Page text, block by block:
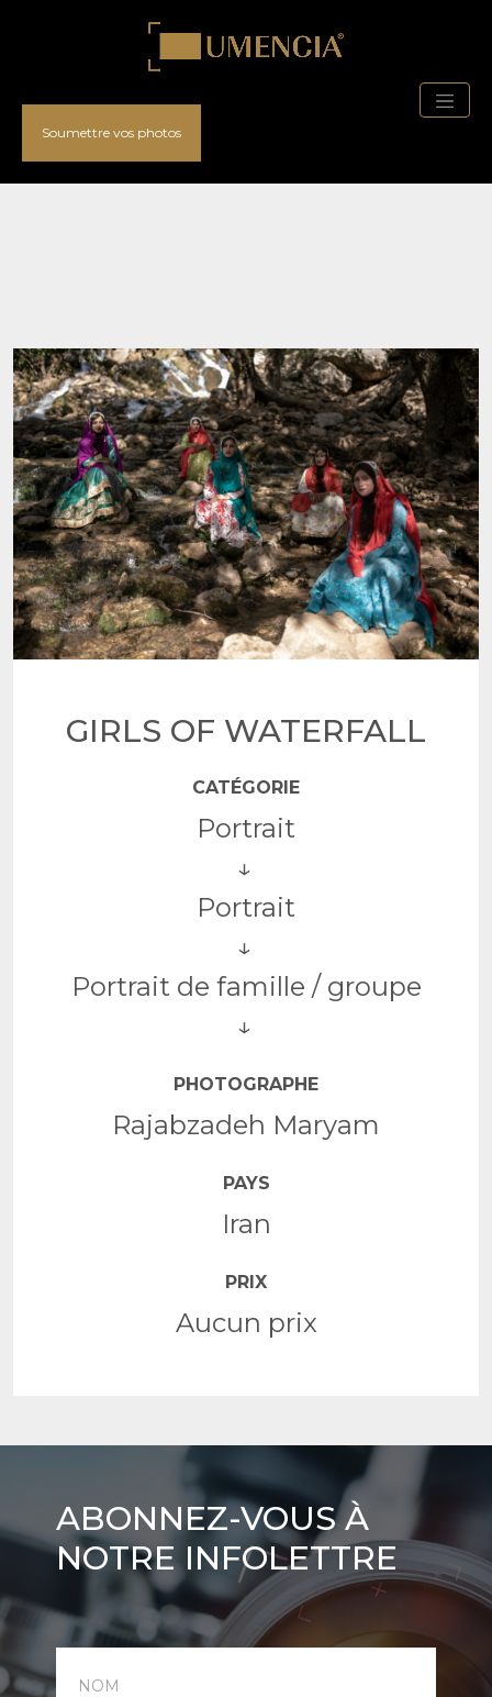
Soumettre vos photos
GIRLS OF WATERFALL
CATÉGORIE
Portrait
Portrait
Portrait de famille / groupe
PHOTOGRAPHE
Rajabzadeh Maryam
PAYS
Iran
PRIX
Aucun prix
Abonnez-
vous
à
notre
infolettre
ABONNEZ-VOUS À
NOTRE INFOLETTRE